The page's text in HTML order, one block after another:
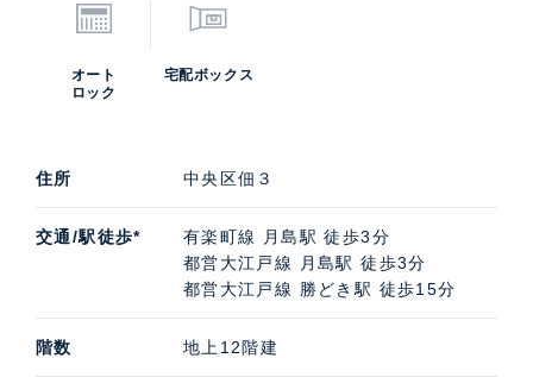
オート
ロック
宅配ボックス
住所 中央区佃３
交通/駅徒歩*
有楽町線 月島駅 徒歩3分
都営大江戸線 月島駅 徒歩3分
都営大江戸線 勝どき駅 徒歩15分
階数 地上12階建